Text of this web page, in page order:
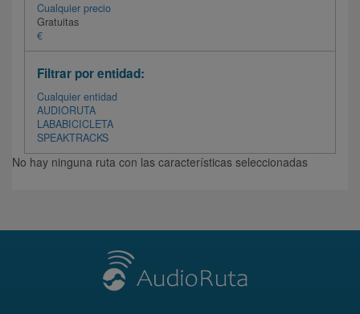
Cualquier precio
Gratuitas
€
Filtrar por entidad:
Cualquier entidad
AUDIORUTA
LABABICICLETA
SPEAKTRACKS
No hay ninguna ruta con las características seleccionadas